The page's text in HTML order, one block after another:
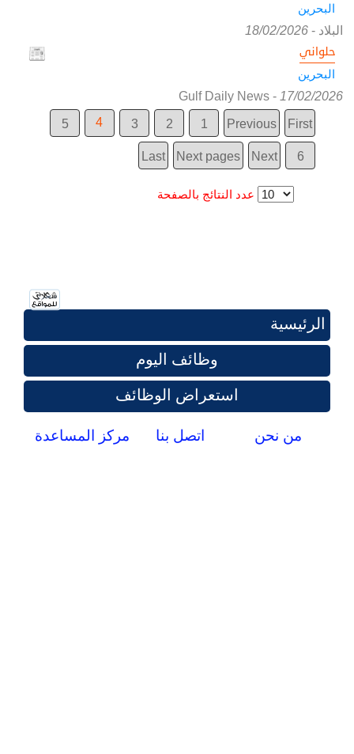
البحرين
البلاد -
18/02/2026
حلواني
البحرين
Gulf Daily News- 17/02/2026
First
Previous
1
2
3
4
5
6
Next
Next pages
Last
عدد النتائج بالصفحة
الرئيسية
وظائف اليوم
استعراض الوظائف
من نحن اتصل بنا مركز المساعدة